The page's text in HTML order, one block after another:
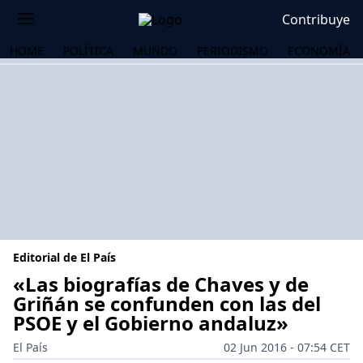
Contribuye
HOME POLÍTICA MUNDO PERIODISMO ECONOMÍA
Editorial de El País
«Las biografías de Chaves y de
Griñán se confunden con las del
PSOE y el Gobierno andaluz»
El País
02 Jun 2016 - 07:54 CET